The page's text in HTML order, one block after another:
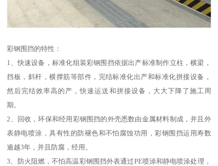
彩钢围挡的特性：
1、快速设备，标准化组装彩钢围挡依据出产标准制作立柱，横梁，
挡板，斜杆，横撑筋等部件，完结标准化出产和标准化拼接设备，
然后完结效率高的产，快速运送和拼接设备，大大下降了施工周
期。
2、回收，环保和经用彩钢围挡的外壳悉数由金属材料制成，并且外
表静电喷涂，具有性的防褪色和不怕腐蚀功用，彩钢围挡运用寿数
逾越3年，并且防腐，经用。
3、防火阻燃，不怕高温彩钢围挡外表通过PE喷涂和静电喷涂处理，